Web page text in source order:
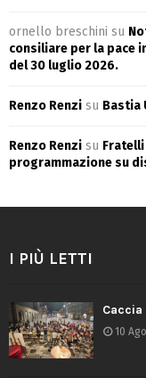
ornello breschini su
consiliare per la pace
del 30 luglio 2026.
Renzo Renzi su Bastia
Renzo Renzi su Fratelli
programmazione su
I PIÙ LETTI
10